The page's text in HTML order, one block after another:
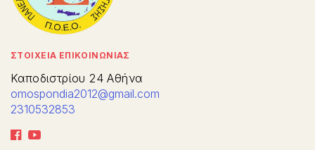
ΣΤΟΙΧΕΙΑ ΕΠΙΚΟΙΝΩΝΙΑΣ
Καποδιστρίου 24 Αθήνα
omospondia2012@gmail.com
2310532853